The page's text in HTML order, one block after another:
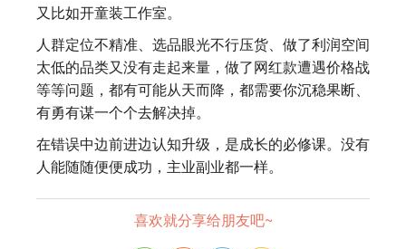
又比如开童装工作室。
人群定位不精准、选品眼光不行压货、做了利润空间
太低的品类又没有走起来量，做了网红款遭遇价格战
等等问题，都有可能从天而降，都需要你沉稳果断、
有勇有谋一个个去解决掉。
在错误中边前进边认知升级，是成长的必修课。没有
人能随随便便成功，主业副业都一样。
喜欢就分享给朋友吧~